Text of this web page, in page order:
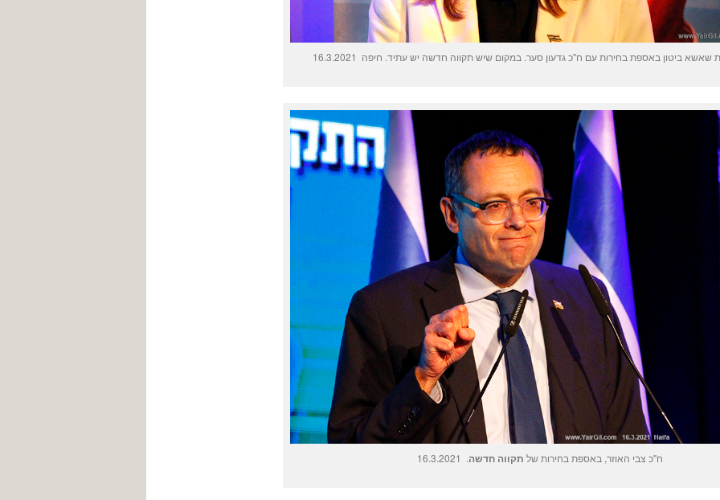
ביטון באספת בחירות עם ח"כ גדעון סער. במקום שיש תקווה חדשה יש עתיד. חיפה 16.3.2021
ח"כ צבי האוזר, באספת בחירות של תקווה חדשה. 16.3.2021